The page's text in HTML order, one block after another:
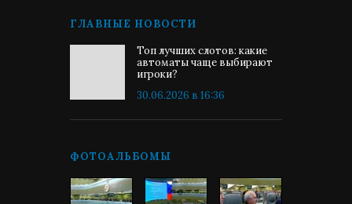
ГЛАВНЫЕ НОВОСТИ
Топ лучших слотов: какие
автоматы чаще выбирают
игроки?
30.06.2026 в 16:36
ФОТОАЛЬБОМЫ